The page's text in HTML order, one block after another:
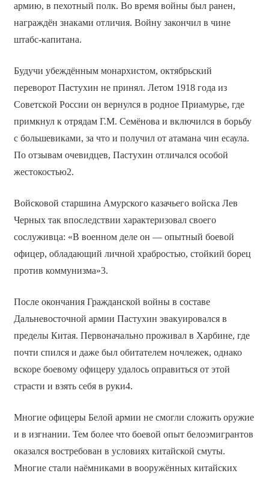
армию, в пехотный полк. Во время войны был ранен,
награждён знаками отличия. Войну закончил в чине
штабс-капитана.
Будучи убеждённым монархистом, октябрьский
переворот Пастухин не принял. Летом 1918 года из
Советской России он вернулся в родное Приамурье, где
примкнул к отрядам Г.М. Семёнова и включился в борьбу
с большевиками, за что и получил от атамана чин есаула.
По отзывам очевидцев, Пастухин отличался особой
жестокостью2.
Войсковой старшина Амурского казачьего войска Лев
Черных так впоследствии характеризовал своего
сослуживца: «В военном деле он — опытный боевой
офицер, обладающий личной храбростью, стойкий борец
против коммунизма»3.
После окончания Гражданской войны в составе
Дальневосточной армии Пастухин эвакуировался в
пределы Китая. Первоначально проживал в Харбине, где
почти спился и даже был обитателем ночлежек, однако
вскоре боевому офицеру удалось оправиться от этой
страсти и взять себя в руки4.
Многие офицеры Белой армии не смогли сложить оружие
и в изгнании. Тем более что боевой опыт белоэмигрантов
оказался востребован в условиях китайской смуты.
Многие стали наёмниками в вооружённых китайских